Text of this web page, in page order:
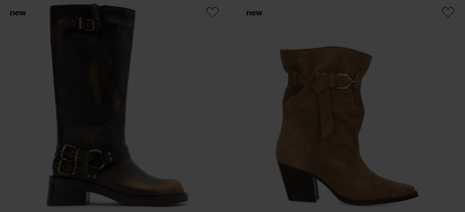
new new